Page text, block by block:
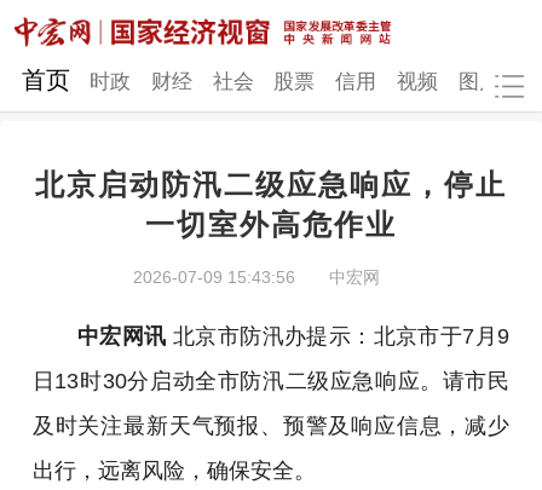
网站地图
财经 社会
图片
地方发展
首页 时政 财经 社会 股票 信用 视频 图片
北京启动防汛二级应急响应，停止
一切室外高危作业
2026-07-09 15:43:56 中宏网
中宏网讯 北京市防汛办提示：北京市于7月9
日13时30分启动全市防汛二级应急响应。请市民
及时关注最新天气预报、预警及响应信息，减少
出行，远离风险，确保安全。